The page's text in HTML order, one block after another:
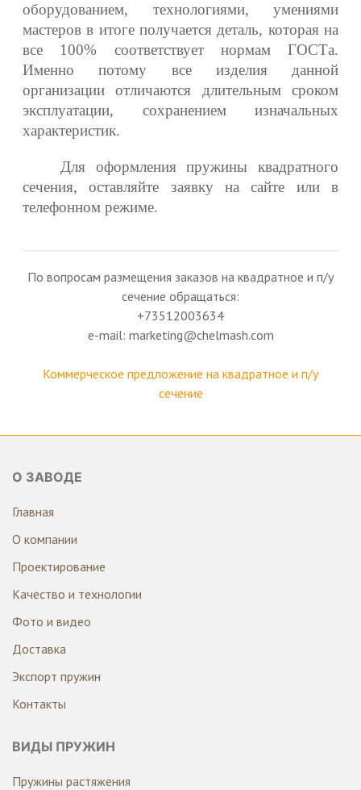
оборудованием, технологиями, умениями
мастеров в итоге получается деталь, которая на
все 100% соответствует нормам ГОСТа.
Именно потому все изделия данной
организации отличаются длительным сроком
эксплуатации, сохранением изначальных
характеристик.
Для оформления пружины квадратного
сечения, оставляйте заявку на сайте или в
телефонном режиме.
По вопросам размещения заказов на квадратное и п/у
сечение обращаться:
+73512003634
e-mail: marketing@chelmash.com
Коммерческое предложение на квадратное и п/у
сечение
О ЗАВОДЕ
Главная
О компании
Проектирование
Качество и технологии
Фото и видео
Доставка
Экспорт пружин
Контакты
ВИДЫ ПРУЖИН
Пружины растяжения